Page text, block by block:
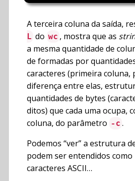
A terceira coluna da saída,
L do wc , mostra que as
a mesma quantidade de
de formadas por
caracteres (primeira coluna,
diferença entre elas,
quantidades de bytes
ditos) que cada uma ocupa,
coluna, do parâmetro -c .
Podemos “ver” a estrutura
podem ser entendidos como
caracteres ASCII…